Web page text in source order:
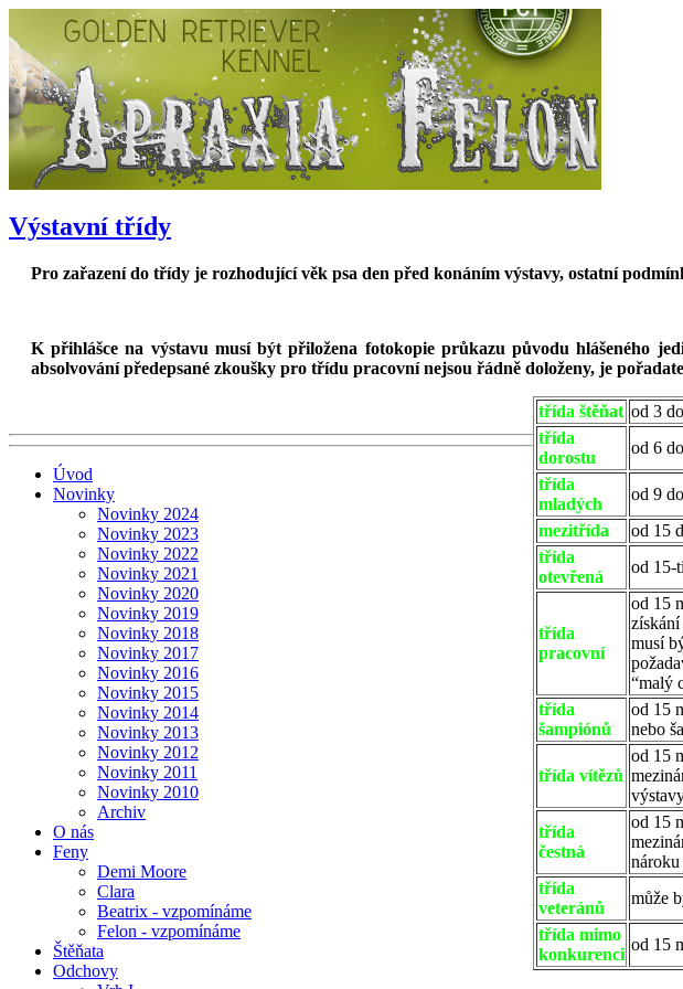
Výstavní třídy
Pro zařazení do třídy je rozhodující věk psa den před konáním výstavy, ostatní
K přihlášce na výstavu musí být přiložena fotokopie průkazu původu hlášeného
absolvování předepsané zkoušky pro třídu pracovní nejsou řádně doloženy, je
třída štěňat od 3
třída
dorostu
od 6
třída
mladých
od 9
mezitřída
od 15
třída
otevřená
od 15-
třída
pracovní
od 15
musí
“malý
třída
šampiónů
od 15
nebo
třída vítězů
od 15
třída
čestná
od 15
nároku
třída
veteránů
může
třída mimo
konkurenci
od 15
Úvod
Novinky
Novinky 2024
Novinky 2023
Novinky 2022
Novinky 2021
Novinky 2020
Novinky 2019
Novinky 2018
Novinky 2017
Novinky 2016
Novinky 2015
Novinky 2014
Novinky 2013
Novinky 2012
Novinky 2011
Novinky 2010
Archiv
O nás
Feny
Demi Moore
Clara
Beatrix - vzpomínáme
Felon - vzpomínáme
Štěňata
Odchovy